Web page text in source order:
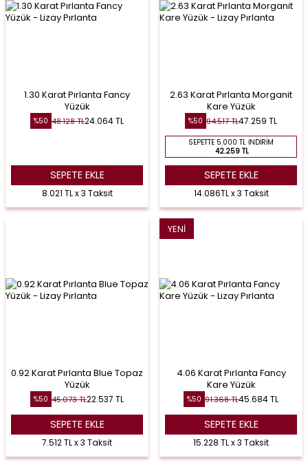
1.30 Karat Pırlanta Fancy
Yüzük
%50 48.128TL24.064TL
SEPETE EKLE
8.021 TL x 3 Taksit
2.63 Karat Pırlanta Morganit
Kare Yüzük
%50 94.517TL47.259 TL
SEPETTE 5.000 TL İNDIRIM
42.259 TL
SEPETE EKLE
14.086TL x 3 Taksit
0.92 Karat Pırlanta Blue Topaz
Yüzük
%50 45.073TL22.537 TL
SEPETE EKLE
7.512 TL x 3 Taksit
YENI
4.06 Karat Pırlanta Fancy
Kare Yüzük
%50 91.368TL45.684TL
SEPETE EKLE
15.228 TL x 3 Taksit